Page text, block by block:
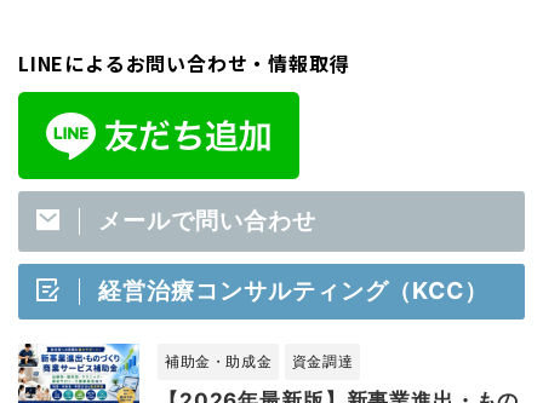
LINEによるお問い合わせ・情報取得
メールで問い合わせ
経営治療コンサルティング（KCC）
補助金・助成金 資金調達